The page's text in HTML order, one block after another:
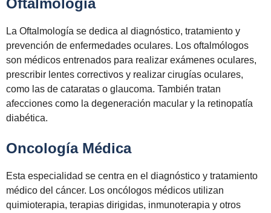
La Oftalmología se dedica al diagnóstico, tratamiento y
prevención de enfermedades oculares. Los oftalmólogos
son médicos entrenados para realizar exámenes oculares,
prescribir lentes correctivos y realizar cirugías oculares,
como las de cataratas o glaucoma. También tratan
afecciones como la degeneración macular y la retinopatía
diabética.
Oncología Médica
Esta especialidad se centra en el diagnóstico y tratamiento
médico del cáncer. Los oncólogos médicos utilizan
quimioterapia, terapias dirigidas, inmunoterapia y otros